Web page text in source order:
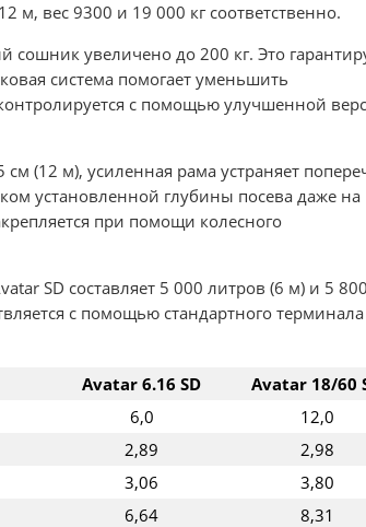
м, вес 9300 и 19 000 кг соответственно.
сошник увеличено до 200 кг. Это
система помогает уменьшить
с помощью улучшенной
(12 м), усиленная рама устраняет
установленной глубины посева даже на
при помощи колесного
SD составляет 5 000 литров (6 м) и 5 800
с помощью стандартного терминала
Avatar 6.16 SD
Avatar 18/60
6,0
12,0
2,89
2,98
3,06
3,80
6,64
8,31